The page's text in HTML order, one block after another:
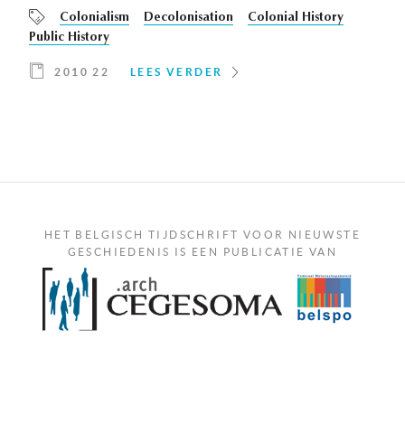
Colonialism Decolonisation
Colonial History
Public History
2010 22 LEES VERDER
HET BELGISCH TIJDSCHRIFT VOOR NIEUWSTE
GESCHIEDENIS IS EEN PUBLICATIE VAN